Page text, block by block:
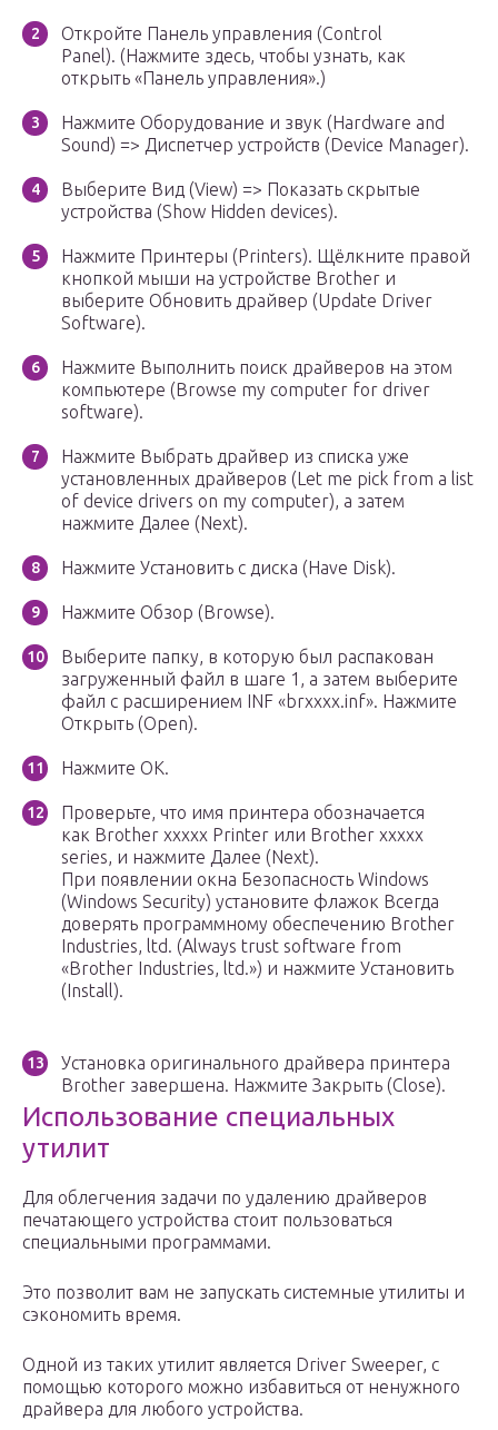
Откройте Панель управления (Control
Panel). (Нажмите здесь, чтобы узнать, как
открыть «Панель управления».)
Нажмите Оборудование и звук (Hardware and
Sound) => Диспетчер устройств (Device Manager).
Выберите Вид (View) => Показать скрытые
устройства (Show Hidden devices).
Нажмите Принтеры (Printers). Щёлкните правой
кнопкой мыши на устройстве Brother и
выберите Обновить драйвер (Update Driver
Software).
Нажмите Выполнить поиск драйверов на этом
компьютере (Browse my computer for driver
software).
Нажмите Выбрать драйвер из списка уже
установленных драйверов (Let me pick from a list
of device drivers on my computer), а затем
нажмите Далее (Next).
Нажмите Установить с диска (Have Disk).
Нажмите Обзор (Browse).
Выберите папку, в которую был распакован
загруженный файл в шаге 1, а затем выберите
файл с расширением INF «brxxxx.inf». Нажмите
Открыть (Open).
Нажмите OK.
Проверьте, что имя принтера обозначается
как Brother xxxxx Printer или Brother xxxxx
series, и нажмите Далее (Next).
При появлении окна Безопасность Windows
(Windows Security) установите флажок Всегда
доверять программному обеспечению Brother
Industries, ltd. (Always trust software from
«Brother Industries, ltd.») и нажмите Установить
(Install).
Установка оригинального драйвера принтера
Brother завершена. Нажмите Закрыть (Close).
Использование специальных
утилит
Для облегчения задачи по удалению драйверов
печатающего устройства стоит пользоваться
специальными программами.
Это позволит вам не запускать системные утилиты и
сэкономить время.
Одной из таких утилит является Driver Sweeper, с
помощью которого можно избавиться от ненужного
драйвера для любого устройства.